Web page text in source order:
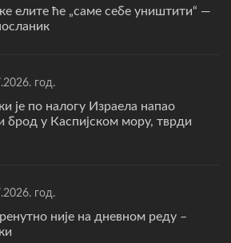
елите ће „саме себе уништити“ —
год.
је по налогу Израела напао
брод у Каспијском мору, тврди
год.
није на дневном реду –